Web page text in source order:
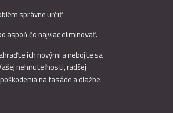
správne určiť
aspoň čo najviac eliminovať.
ich novými a nebojte sa
nehnuteľnosti, radšej
na fasáde a dlažbe.